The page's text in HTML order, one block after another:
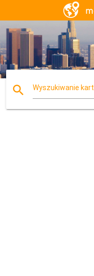
search Wyszukiwanie kart